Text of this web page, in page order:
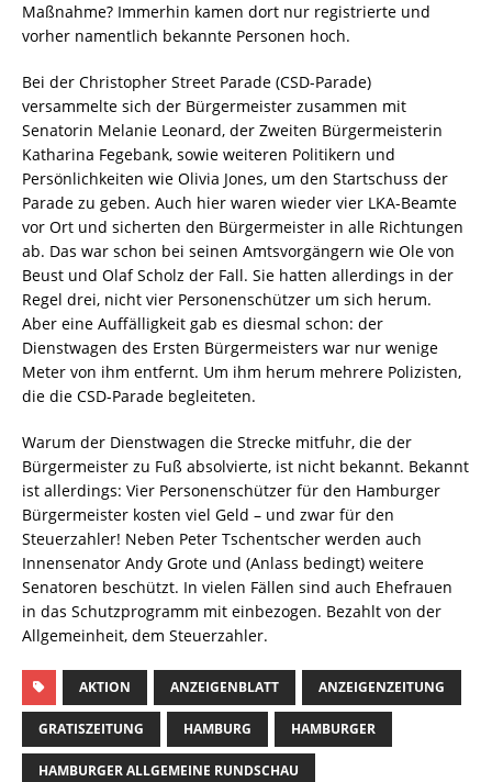
Maßnahme? Immerhin kamen dort nur registrierte und
vorher namentlich bekannte Personen hoch.
Bei der Christopher Street Parade (CSD-Parade)
versammelte sich der Bürgermeister zusammen mit
Senatorin Melanie Leonard, der Zweiten Bürgermeisterin
Katharina Fegebank, sowie weiteren Politikern und
Persönlichkeiten wie Olivia Jones, um den Startschuss der
Parade zu geben. Auch hier waren wieder vier LKA-Beamte
vor Ort und sicherten den Bürgermeister in alle Richtungen
ab. Das war schon bei seinen Amtsvorgängern wie Ole von
Beust und Olaf Scholz der Fall. Sie hatten allerdings in der
Regel drei, nicht vier Personenschützer um sich herum.
Aber eine Auffälligkeit gab es diesmal schon: der
Dienstwagen des Ersten Bürgermeisters war nur wenige
Meter von ihm entfernt. Um ihm herum mehrere Polizisten,
die die CSD-Parade begleiteten.
Warum der Dienstwagen die Strecke mitfuhr, die der
Bürgermeister zu Fuß absolvierte, ist nicht bekannt. Bekannt
ist allerdings: Vier Personenschützer für den Hamburger
Bürgermeister kosten viel Geld – und zwar für den
Steuerzahler! Neben Peter Tschentscher werden auch
Innensenator Andy Grote und (Anlass bedingt) weitere
Senatoren beschützt. In vielen Fällen sind auch Ehefrauen
in das Schutzprogramm mit einbezogen. Bezahlt von der
Allgemeinheit, dem Steuerzahler.
AKTION ANZEIGENBLATT ANZEIGENZEITUNG
GRATISZEITUNG HAMBURG HAMBURGER
HAMBURGER ALLGEMEINE RUNDSCHAU